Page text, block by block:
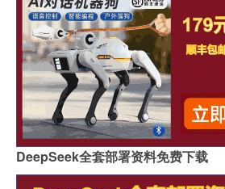
DeepSeek全套部署资料免费下载